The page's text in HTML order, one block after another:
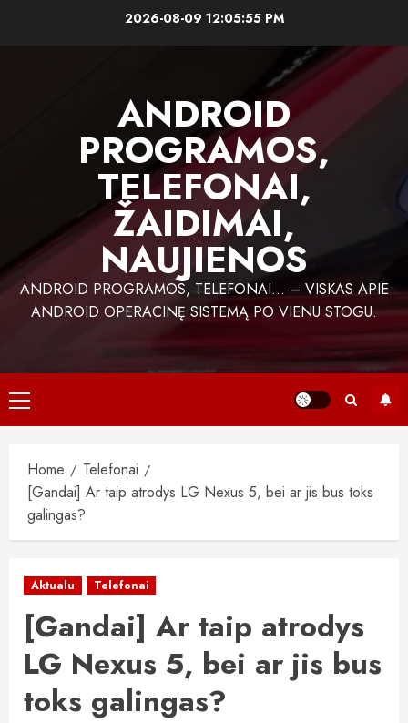
2026-08-09 12:05:56 PM
ANDROID
PROGRAMOS,
TELEFONAI,
ŽAIDIMAI,
NAUJIENOS
ANDROID PROGRAMOS, TELEFONAI… – VISKAS APIE
ANDROID OPERACINĘ SISTEMĄ PO VIENU STOGU.
Primary
Menu
Home
Telefonai
[Gandai] Ar taip atrodys LG Nexus 5, bei ar jis bus toks
galingas?
Aktualu Telefonai
[Gandai] Ar taip atrodys
LG Nexus 5, bei ar jis bus
toks galingas?